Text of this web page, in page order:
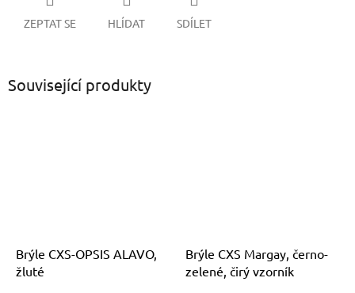
ZEPTAT SE HLÍDAT SDÍLET
Související produkty
Brýle CXS-OPSIS ALAVO,
žluté
Brýle CXS Margay, černo-
zelené, čirý vzorník